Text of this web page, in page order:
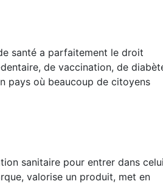
santé a parfaitement le droit
de vaccination, de diabète,
pays où beaucoup de citoyens
sanitaire pour entrer dans celui